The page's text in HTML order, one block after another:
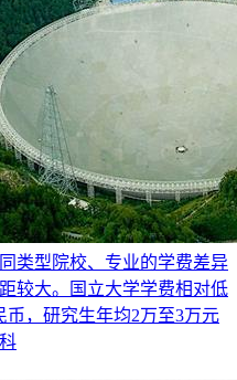
类型院校、专业的学费差异
较大。国立大学学费相对低
币，研究生年均2万至3万元